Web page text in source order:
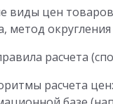
виды цен
метод округления
расчета
расчета цен: